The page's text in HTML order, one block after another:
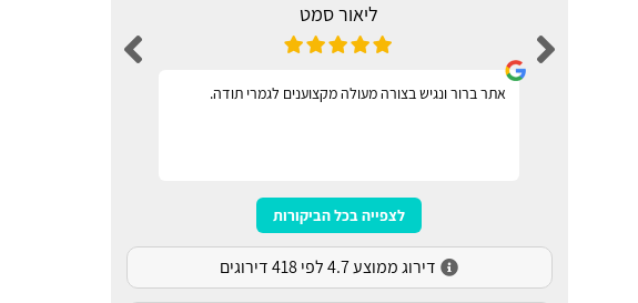
ליאור סמט
אתר ברור ונגיש בצורה מעולה מקצוענים לגמרי תודה.
לצפייה בכל הביקורות
דירוג ממוצע 4.7 לפי 418 דירוגים